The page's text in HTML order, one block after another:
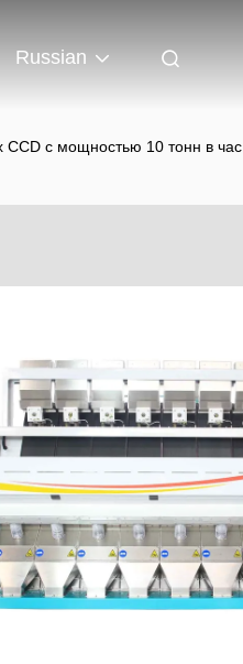
Russian
CCD с мощностью 10 тонн в час